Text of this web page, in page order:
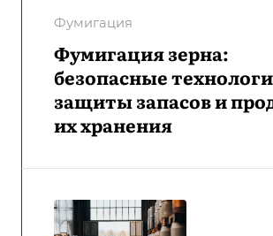
Фумигация
Фумигация зерна:
безопасные
защиты запасов и
их хранения